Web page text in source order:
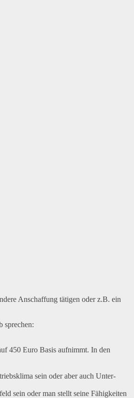
Anschaffung tätigen oder z.B. ein
sprechen:
450 Euro Basis aufnimmt. In den
sein oder aber auch Unter-
sein oder man stellt seine Fähigkeiten